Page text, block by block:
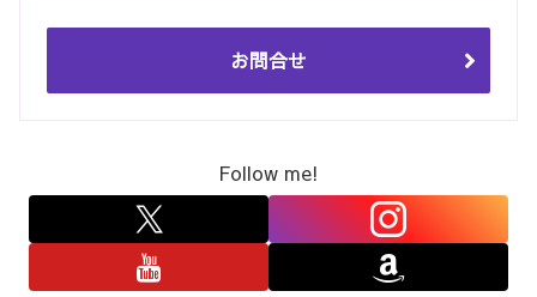
お問合せ
Follow me!